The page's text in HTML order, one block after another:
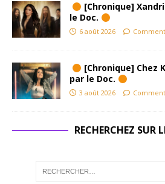
[Chronique]
le Doc.
6 août 2026
[Chronique] Chez
par le Doc.
3 août 2026
RECHERCHEZ SUR